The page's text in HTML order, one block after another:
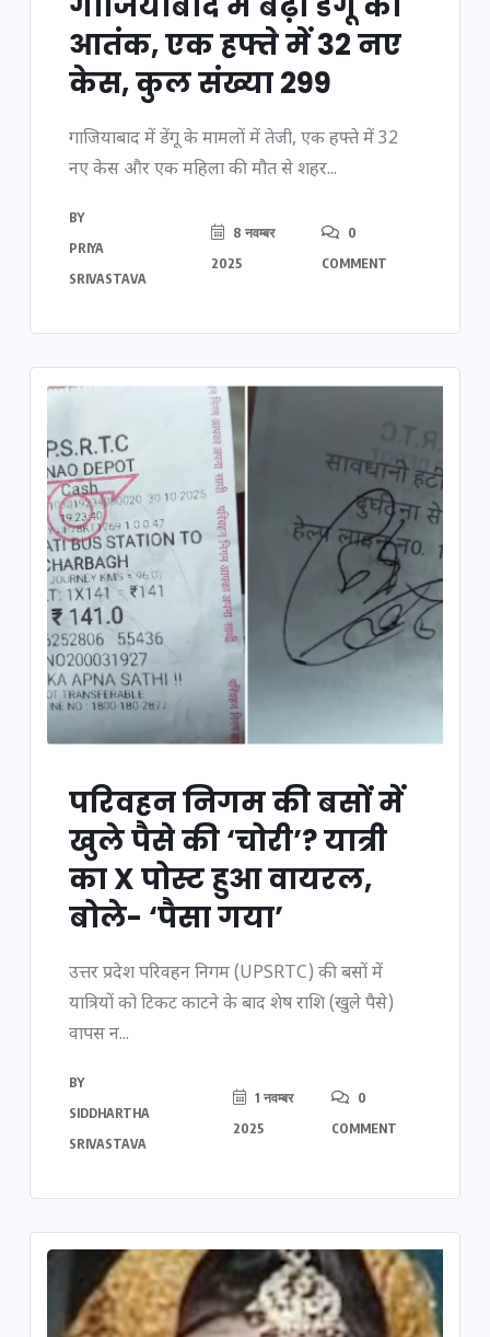
आतंक, एक हफ्ते में 32 नए
केस, कुल संख्या 299
गाजियाबाद में डेंगू के मामलों में तेजी, एक हफ्ते में 32
नए केस और एक महिला की मौत से शहर...
BY
PRIYA
SRIVASTAVA
8 नवम्बर
2025
0
COMMENT
परिवहन निगम की बसों में
खुले पैसे की ‘चोरी’? यात्री
का X पोस्ट हुआ वायरल,
बोले- ‘पैसा गया’
उत्तर प्रदेश परिवहन निगम (UPSRTC) की बसों में
यात्रियों को टिकट काटने के बाद शेष राशि (खुले पैसे)
वापस न...
BY
SIDDHARTHA
SRIVASTAVA
1 नवम्बर
2025
0
COMMENT